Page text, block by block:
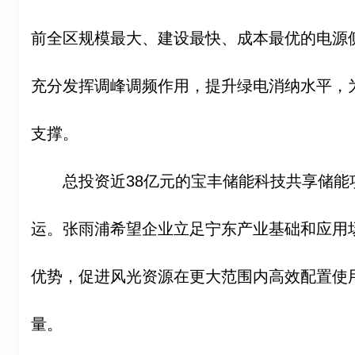
前全区规模最大、建设最快、成本最优的电
充分发挥调峰调频作用，提升绿电消纳水平
支撑。
总投资近38亿元的宝丰储能科技共享储
运。张雨浦希望企业立足宁东产业基础和应
优势，促进风光资源在更大范围内高效配置
量。